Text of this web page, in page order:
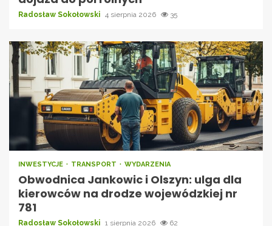
Radosław Sokołowski 4 sierpnia 2026 35
INWESTYCJE TRANSPORT WYDARZENIA
Obwodnica Jankowic i Olszyn: ulga dla
kierowców na drodze wojewódzkiej nr
781
Radosław Sokołowski 1 sierpnia 2026 62